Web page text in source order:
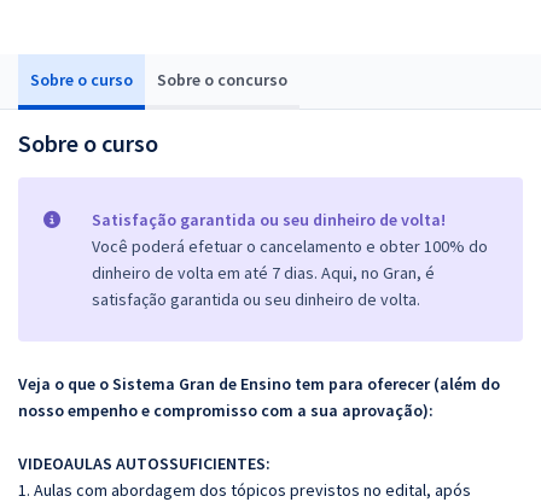
Sobre o curso Sobre o concurso
Sobre o curso
Satisfação garantida ou seu dinheiro de volta!
Você poderá efetuar o cancelamento e obter 100% do
dinheiro de volta em até 7 dias. Aqui, no Gran, é
satisfação garantida ou seu dinheiro de volta.
Veja o que o Sistema Gran de Ensino tem para oferecer (além do
nosso empenho e compromisso com a sua aprovação):
VIDEOAULAS AUTOSSUFICIENTES:
1. Aulas com abordagem dos tópicos previstos no edital, após